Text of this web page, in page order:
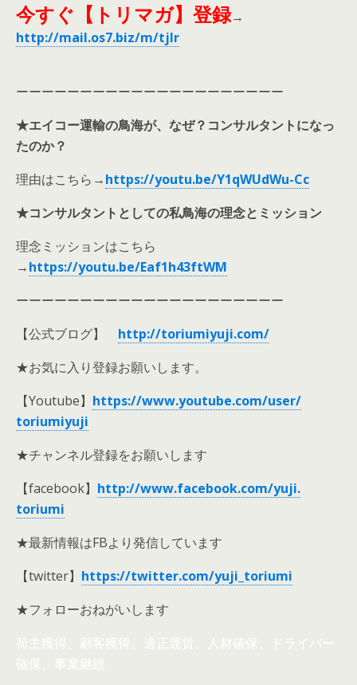
今すぐ【トリマガ】登録→
http://mail.os7.biz/m/tjlr
ーーーーーーーーーーーーーーーーーーーーー
★エイコー運輸の鳥海が、なぜ？コンサルタントになっ
たのか？
理由はこちら →https://youtu.be/Y1qWUdWu-Cc
★コンサルタントとしての私鳥海の理念とミッション
理念ミッションはこちら
→https://youtu.be/Eaf1h43ftWM
ーーーーーーーーーーーーーーーーーーーーー
【公式ブログ】 http://toriumiyuji.com/
★お気に入り登録お願いします。
【Youtube】 https://www.youtube.com/user/
toriumiyuji
★チャンネル登録をお願いします
【facebook】 http://www.facebook.com/yuji.
toriumi
★最新情報はFBより発信しています
【twitter】 https://twitter.com/yuji_toriumi
★フォローおねがいします
荷主獲得、顧客獲得、適正運賃、人材確保、ドライバー
確保、事業継続